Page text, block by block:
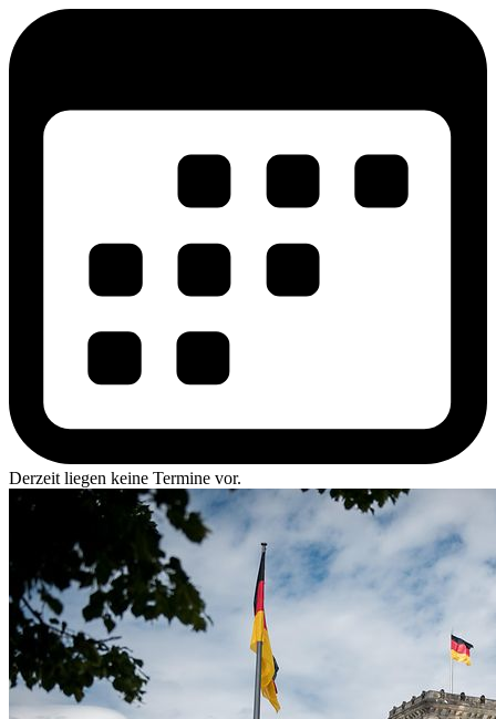
Derzeit liegen keine Termine vor.